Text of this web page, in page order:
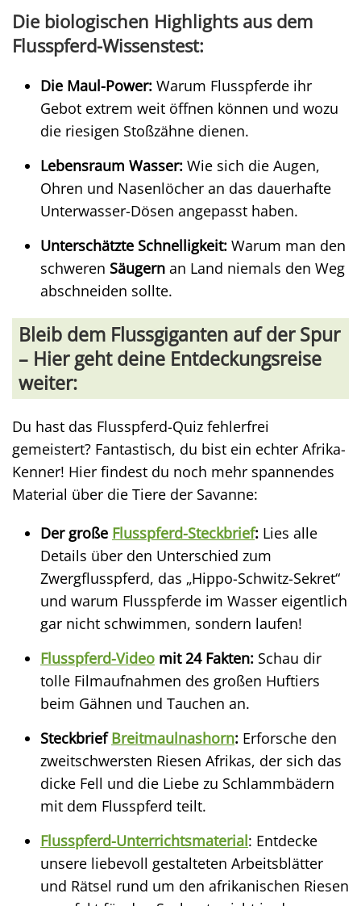
Die biologischen Highlights aus dem
Flusspferd-Wissenstest:
Die Maul-Power: Warum Flusspferde ihr
Gebot extrem weit öffnen können und wozu
die riesigen Stoßzähne dienen.
Lebensraum Wasser: Wie sich die Augen,
Ohren und Nasenlöcher an das dauerhafte
Unterwasser-Dösen angepasst haben.
Unterschätzte Schnelligkeit: Warum man den
schweren Säugern an Land niemals den Weg
abschneiden sollte.
Bleib dem Flussgiganten auf der Spur
– Hier geht deine Entdeckungsreise
weiter:
Du hast das Flusspferd-Quiz fehlerfrei
gemeistert? Fantastisch, du bist ein echter Afrika-
Kenner! Hier findest du noch mehr spannendes
Material über die Tiere der Savanne:
Der große Flusspferd-Steckbrief: Lies alle
Details über den Unterschied zum
Zwergflusspferd, das „Hippo-Schwitz-Sekret“
und warum Flusspferde im Wasser eigentlich
gar nicht schwimmen, sondern laufen!
Flusspferd-Video mit 24 Fakten: Schau dir
tolle Filmaufnahmen des großen Huftiers
beim Gähnen und Tauchen an.
SteckbriefBreitmaulnashorn: Erforsche den
zweitschwersten Riesen Afrikas, der sich das
dicke Fell und die Liebe zu Schlammbädern
mit dem Flusspferd teilt.
Flusspferd-Unterrichtsmaterial: Entdecke
unsere liebevoll gestalteten Arbeitsblätter
und Rätsel rund um den afrikanischen Riesen